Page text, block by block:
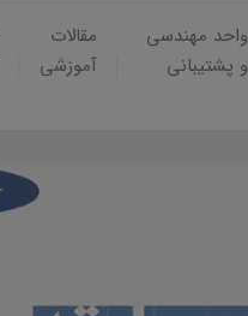
واحد مهندسی
و پشتیبانی
مقالات
آموزشی